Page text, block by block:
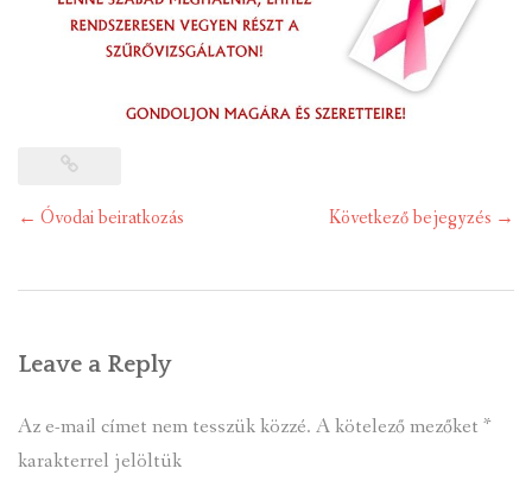
Post
← Óvodai beiratkozás Következő bejegyzés →
Leave a Reply
Az e-mail címet nem tesszük közzé. A kötelező mezőket *
karakterrel jelöltük